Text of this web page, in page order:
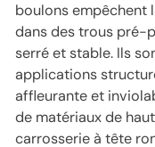
boulons empêchent
dans des trous pré-
serré et stable. Ils
applications
affleurante et
de matériaux de
carrosserie à tête